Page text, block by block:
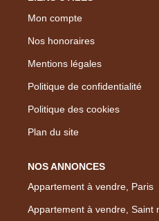
Mon compte
Nos honoraires
Mentions légales
Politique de confidentialité
Politique des cookies
Plan du site
NOS ANNONCES
Appartement à vendre, Paris
Appartement à vendre, Saint